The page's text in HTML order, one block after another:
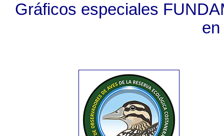
Gráficos especiales